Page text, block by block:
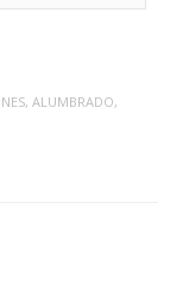
, ALUMBRADO,